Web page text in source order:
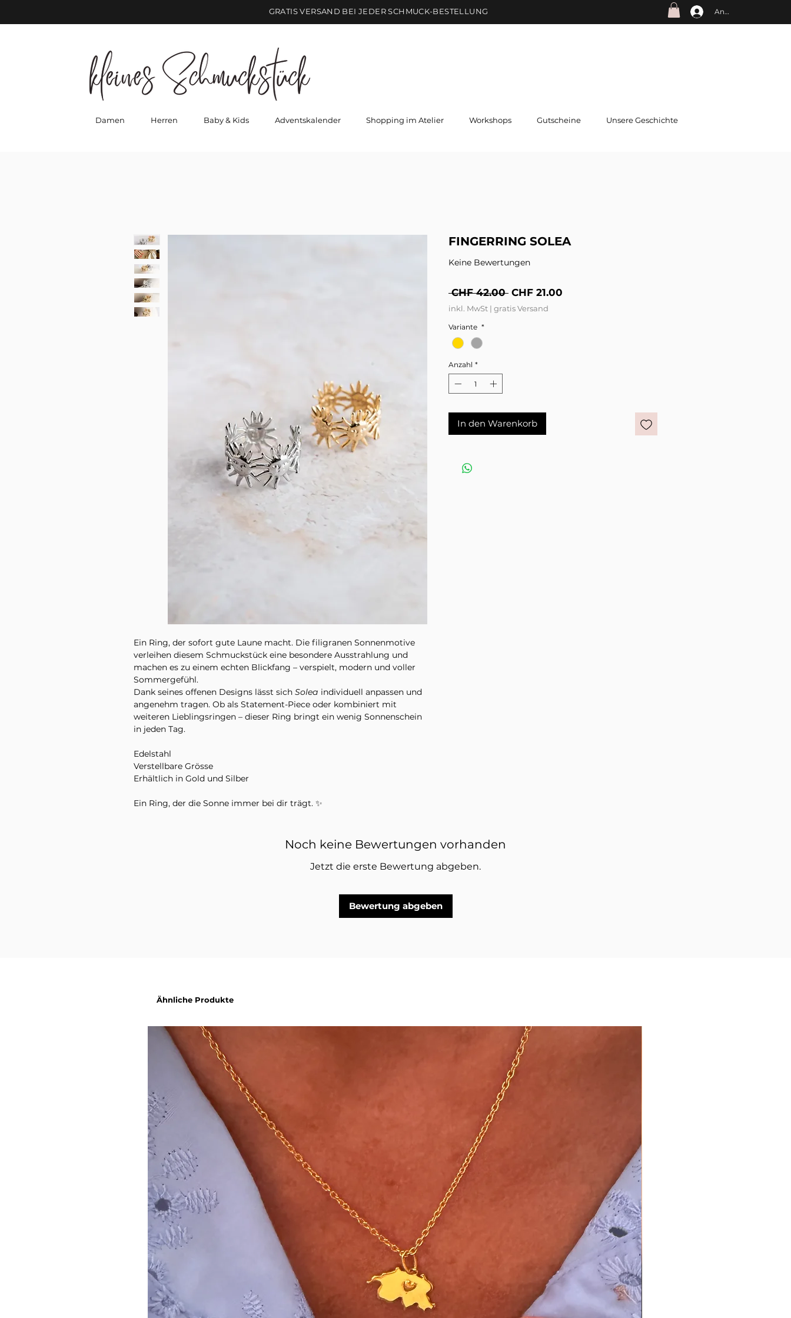
GRATIS VERSAND BEI JEDER SCHMUCK-BESTELLUNG Anmelden
Damen Herren Baby & Kids Adventskalender Shopping im Atelier Workshops Gutscheine Unsere Geschichte
Ein Ring, der sofort gute Laune macht. Die filigranen Sonnenmotive
verleihen diesem Schmuckstück eine besondere Ausstrahlung und
machen es zu einem echten Blickfang – verspielt, modern und voller
Sommergefühl.
Dank seines offenen Designs lässt sich Solea individuell anpassen und
angenehm tragen. Ob als Statement-Piece oder kombiniert mit
weiteren Lieblingsringen – dieser Ring bringt ein wenig Sonnenschein
in jeden Tag.
Edelstahl
Verstellbare Grösse
Erhältlich in Gold und Silber
Ein Ring, der die Sonne immer bei dir trägt. ✨
Variante. Dekorationsmaterial und andere Schmuckstücke auf den
FINGERRING SOLEA
Keine Bewertungen
CHF 42.00 Standardpreis
CHF 21.00
inkl. MwSt | gratis Versand
Variante *
Anzahl *
In den Warenkorb
Noch keine Bewertungen vorhanden
Jetzt die erste Bewertung abgeben.
Bewertung abgeben
Ähnliche Produkte